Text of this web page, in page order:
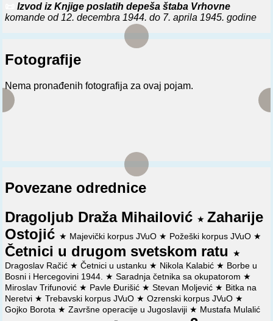
Izvod iz Knjige poslatih depeša štaba Vrhovne
komande od 12. decembra 1944. do 7. aprila 1945. godine
Fotografije
Nema pronađenih fotografija za ovaj pojam.
Povezane odrednice
Dragoljub Draža Mihailović ★Zaharije
Ostojić ★ Majevički korpus JVuO ★ Požeški korpus JVuO ★
Četnici u drugom svetskom ratu
★
Dragoslav Račić ★Četnici u ustanku ★ Nikola Kalabić ★ Borbe u
Bosni i Hercegovini 1944. ★Saradnja četnika sa okupatorom ★
Miroslav Trifunović ★ Pavle Đurišić ★Stevan Moljević ★ Bitka na
Neretvi ★Trebavski korpus JVuO ★Ozrenski korpus JVuO ★
Gojko Borota ★Završne operacije u Jugoslaviji ★ Mustafa Mulalić